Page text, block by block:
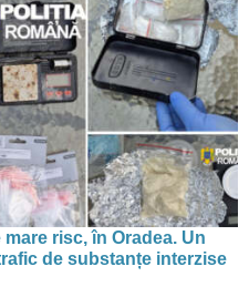
risc, în Oradea. Un
de substanțe interzise